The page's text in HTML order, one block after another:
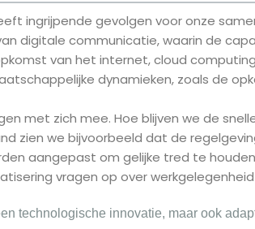
ingrijpende gevolgen voor onze
digitale communicatie, waarin de
van het internet, cloud
dynamieken, zoals de
met zich mee. Hoe blijven we de
zien we bijvoorbeeld dat de
aangepast om gelijke tred te
vragen op over
technologische innovatie, maar ook